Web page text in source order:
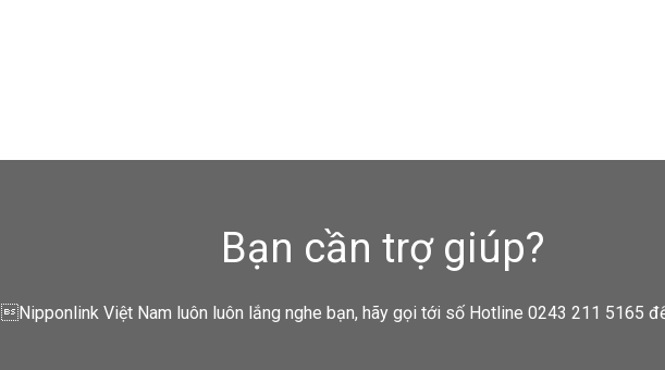
Bạn cần trợ giúp?
Nipponlink Việt Nam luôn luôn lắng nghe bạn, hãy gọi tới số Hotline 0243 211 5165